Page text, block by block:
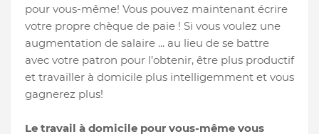
pour vous-même! Vous pouvez maintenant écrire
votre propre chèque de paie ! Si vous voulez une
augmentation de salaire ... au lieu de se battre
avec votre patron pour l’obtenir, être plus productif
et travailler à domicile plus intelligemment et vous
gagnerez plus!
Le travail à domicile pour vous-même vous